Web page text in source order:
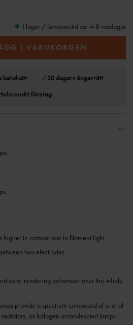
I lager / Leveranstid ca. 4-8 vardagar
I VARUKORGEN
betalsätt ✓30 dagars ångerrätt
företag
higher in comparison to filament light
two electrodes
color rendering behaviour over the whole
provide a spectrum composed of a lot of
as halogen-incandescent lamps